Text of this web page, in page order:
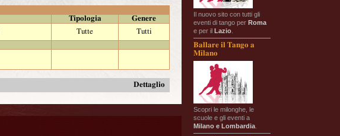
Il nuovo sito con tutti gli
eventi di tango per Roma
e per il Lazio
Ballare il Tango a
Milano
Scopri le milonghe, le
scuole e gli eventi a
Milano e Lombardia
Tipologia
Genere
Tutte
Tutti
Dettaglio